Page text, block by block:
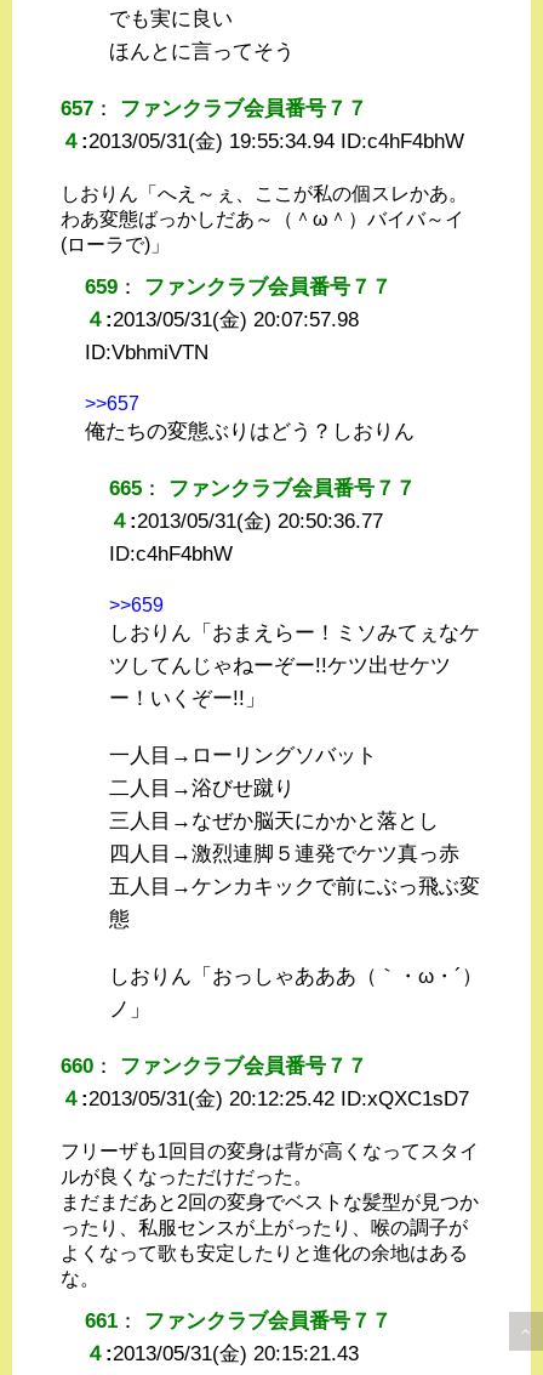
でも実に良い
ほんとに言ってそう
657 ： ファンクラブ会員番号７７
４ :2013/05/31(金) 19:55:34.94 ID:c4hF4bhW
しおりん「へえ～ぇ、ここが私の個スレかあ。
わあ変態ばっかしだあ～（＾ω＾）バイバ～イ
(ローラで)」
659 ： ファンクラブ会員番号７７
４ :2013/05/31(金) 20:07:57.98
ID:VbhmiVTN
>>657
俺たちの変態ぶりはどう？しおりん
665 ： ファンクラブ会員番号７７
４ :2013/05/31(金) 20:50:36.77
ID:c4hF4bhW
>>659
しおりん「おまえらー！ミソみてぇなケ
ツしてんじゃねーぞー!!ケツ出せケツ
ー！いくぞー!!」
一人目→ローリングソバット
二人目→浴びせ蹴り
三人目→なぜか脳天にかかと落とし
四人目→激烈連脚５連発でケツ真っ赤
五人目→ケンカキックで前にぶっ飛ぶ変
態
しおりん「おっしゃあああ（｀・ω・´）
ノ」
660 ： ファンクラブ会員番号７７
４ :2013/05/31(金) 20:12:25.42 ID:xQXC1sD7
フリーザも1回目の変身は背が高くなってスタイ
ルが良くなっただけだった。
まだまだあと2回の変身でベストな髪型が見つか
ったり、私服センスが上がったり、喉の調子が
よくなって歌も安定したりと進化の余地はある
な。
661 ： ファンクラブ会員番号７７
４ :2013/05/31(金) 20:15:21.43